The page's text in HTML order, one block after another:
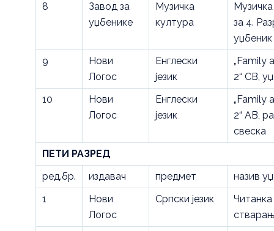
8
Завод за
уџбенике
Музичка
култура
за 4.
уџбеник
9
Нови
Логос
Енглески
језик
„Family
2“ CB,
10
Нови
Логос
Енглески
језик
„Family
2“ AB,
свеска
ПЕТИ РАЗРЕД
ред.бр.
издавач предмет
назив
1
Нови
Логос
Српски језик
Читанка